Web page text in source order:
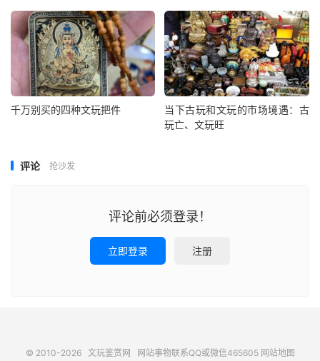
千万别买的四种文玩把件
当下古玩和文玩的市场境遇：古
玩亡、文玩旺
评论 抢沙发
评论前必须登录！
立即登录 注册
© 2010-2026 文玩鉴赏网 网站事物联系QQ或微信465605 网站地图